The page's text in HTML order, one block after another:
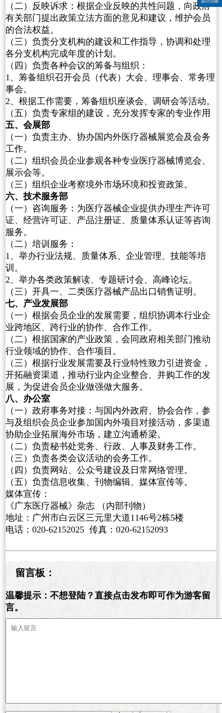
（二）反映诉求：根据企业反映的共性问题，向政府
有关部门提出政策立法方面的意见和建议，维护会员
的合法权益。
（三）负责分支机构的建设和工作指导，协调和处理
各分支机构完成年度的计划。
（四）负责各种会议的筹备与组织：
1、筹备组织召开会员（代表）大会、理事会、常务理
事会。
2、根据工作需要，筹备组织座谈会、调研会等活动。
（五）负责专家组的建设，充分发挥专家的专业作用
五、会展部
（一）负责主办、协办国内外医疗器械展览会及会务
工作。
（二）组织会员企业参观各种专业医疗器械博览会、
展示会等。
（三）组织企业考察境外市场环境和投资政策。
六、技术服务部
（一）咨询服务：为医疗器械企业提供办理生产许可
证、经营许可证、产品注册证、质量体系认证等咨询
服务。
（二）培训服务：
1、举办行业法规、质量体系、企业管理、技能等培
训。
2、举办各类政策解读、专题研讨会、高峰论坛。
（三）开具一、二类医疗器械产品出口销售证明。
七、产业发展部
（一）根据会员企业的发展需要，组织协调本行业企
业跨地区、跨行业的协作、合作工作。
（二）根据国家的产业政策，会同政府相关部门推动
行业领域的协作、合作项目。
（三）根据行业发展需要及行业特性致力引进资金，
开拓融资渠道，推动行业内企业整合、并购工作的发
展，为促进会员企业做强做大服务。
八、办公室
（一）政府事务对接：与国内外政府、协会合作，参
与及组织会员企业参加国内外项目对接活动，多渠道
协助企业拓展海外市场，建立沟通桥梁。
（二）负责秘书处党务、行政、人事及财务工作。
（三）负责各类会议活动的会务工作。
（四）负责网站、公众号建设及日常网络管理。
（五）负责信息收集、刊物编辑、媒体宣传等。
媒体宣传：
《广东医疗器械》杂志 （内部刊物）
地址：广州市白云区三元里大道1146号2栋5楼
电话：020-62152025 传真：020-62152093
留言板：
温馨提示：不想登陆？直接点击发布即可作为游客留
言。